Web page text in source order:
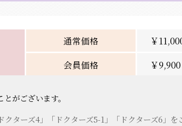
通常価格
￥
会員価格
￥9,900
がございます。
ターズ4」「ドクターズ5-1」「ドクターズ6」